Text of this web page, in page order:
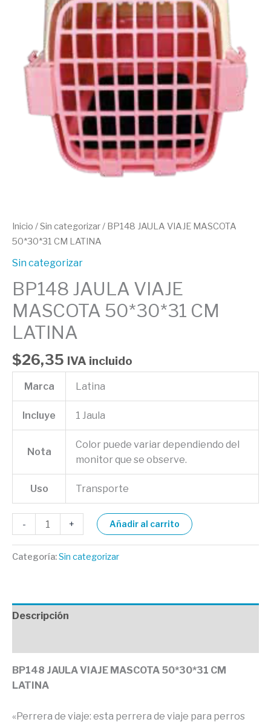
Inicio /Sin categorizar/ BP148 JAULA VIAJE MASCOTA
50*30*31 CM LATINA
Sin categorizar
BP148 JAULA VIAJE
MASCOTA 50*30*31 CM
LATINA
$26,35 IVA incluido
Marca Latina
Incluye 1 Jaula
Nota
Color puede variar dependiendo del
monitor que se observe.
Uso Transporte
-
cantidad
+ Añadir al carrito
Categoría:Sin categorizar
Descripción
BP148 JAULA VIAJE MASCOTA 50*30*31 CM
LATINA
«Perrera de viaje: esta perrera de viaje para perros